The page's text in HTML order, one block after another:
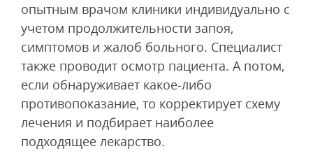
опытным врачом клиники индивидуально с
учетом продолжительности запоя,
симптомов и жалоб больного. Специалист
также проводит осмотр пациента. А потом,
если обнаруживает какое-либо
противопоказание, то корректирует схему
лечения и подбирает наиболее
подходящее лекарство.